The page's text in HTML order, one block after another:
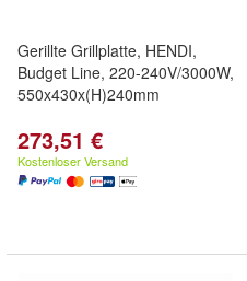
Gerillte Grillplatte, HENDI,
Budget Line, 220-240V/3000W,
550x430x(H)240mm
273,51 €
Kostenloser Versand